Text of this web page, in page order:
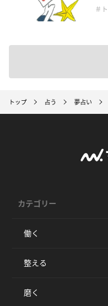
＃
トップ 占う 夢占い
カテゴリー
働く
整える
磨く